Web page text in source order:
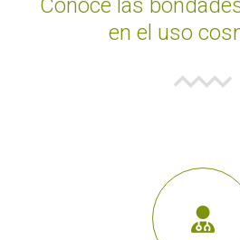
Conoce las
en el uso